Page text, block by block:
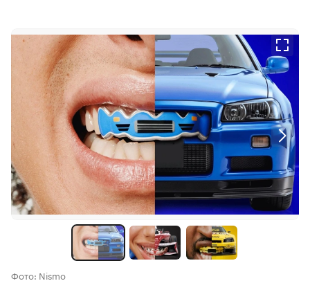
Фото: Nismo